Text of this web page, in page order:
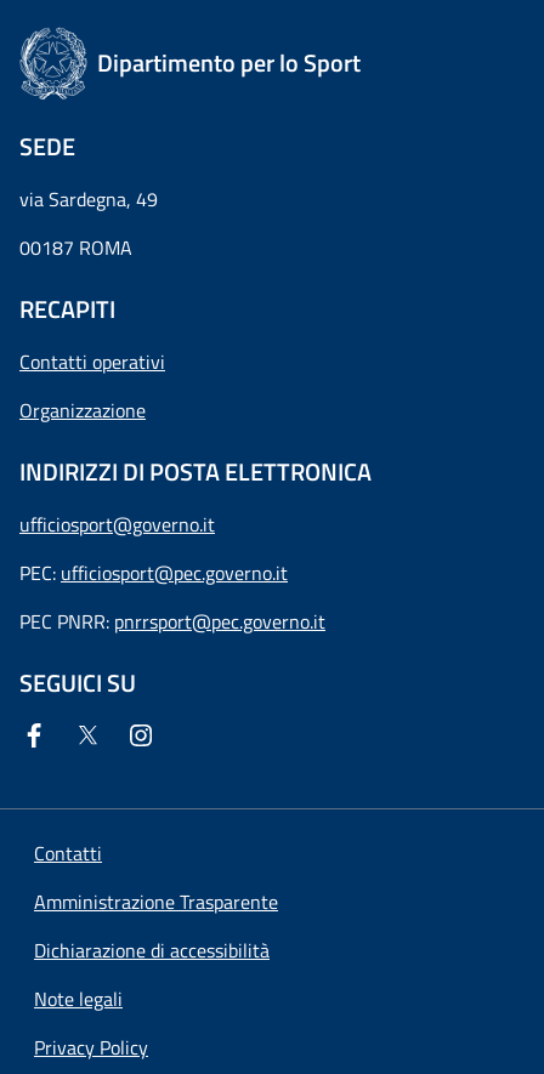
Dipartimento per lo Sport
SEDE
via Sardegna, 49
00187 ROMA
RECAPITI
Contatti operativi
Organizzazione
INDIRIZZI DI POSTA ELETTRONICA
ufficiosport@governo.it
PEC: ufficiosport@pec.governo.it
PEC PNRR: pnrrsport@pec.governo.it
SEGUICI SU
Contatti
Amministrazione Trasparente
Dichiarazione di accessibilità
Note legali
Privacy Policy